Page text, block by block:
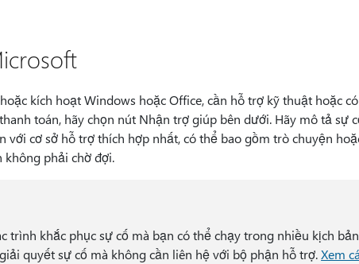
kích hoạt Windows hoặc Office, cần hỗ trợ kỹ thuật hoặc
toán, hãy chọn nút Nhận trợ giúp bên dưới. Hãy mô tả sự
cơ sở hỗ trợ thích hợp nhất, có thể bao gồm trò chuyện
phải chờ đợi.
trình khắc phục sự cố mà bạn có thể chạy trong nhiều kịch
quyết sự cố mà không cần liên hệ với bộ phận hỗ trợ.Xem